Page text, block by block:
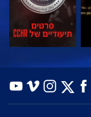
בדוק את הסדרה